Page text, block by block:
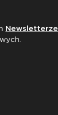
Newsletterze